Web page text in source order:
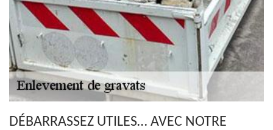
DÉBARRASSEZ UTILES… AVEC NOTRE